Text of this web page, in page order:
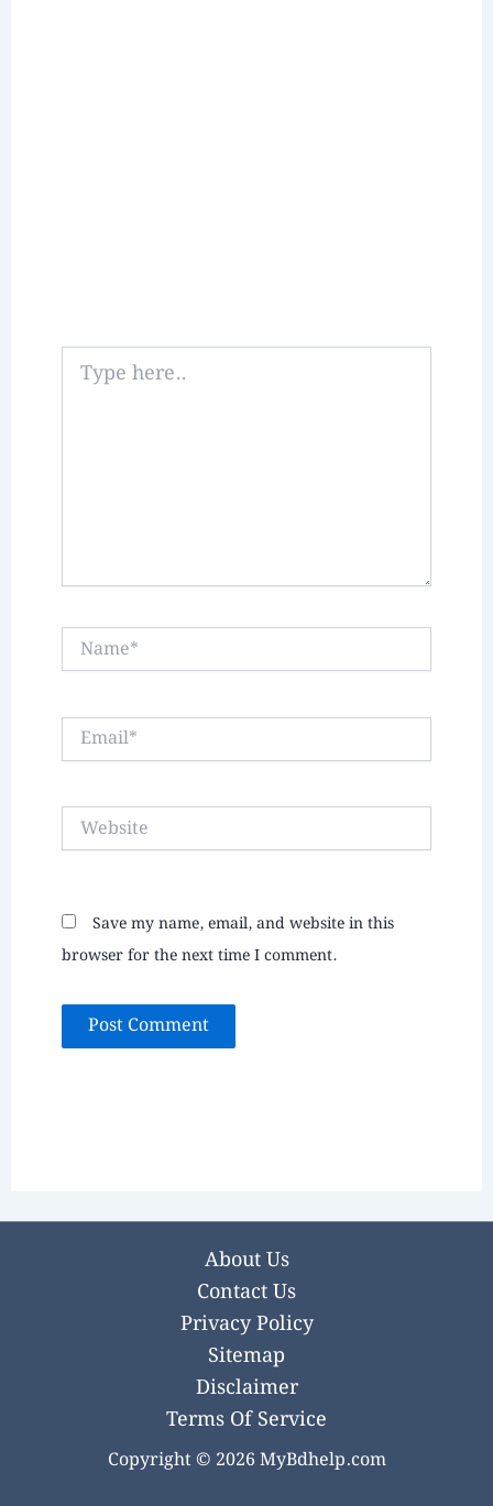
here..
Name*
Email*
Website
Save my name, email, and website in this
browser for the next time I comment.
About Us
Contact Us
Privacy Policy
Sitemap
Disclaimer
Terms Of Service
Copyright © 2026 MyBdhelp.com